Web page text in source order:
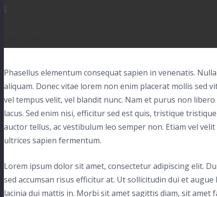
0
Phasellus elementum consequat sapien in venenatis.
aliquam. Donec vitae lorem non enim placerat mollis sed
vel tempus velit, vel blandit nunc. Nam et purus non
lacus. Sed enim nisi, efficitur sed est quis, tristique
auctor tellus, ac vestibulum leo semper non. Etiam vel
ultrices sapien fermentum.
Lorem ipsum dolor sit amet, consectetur adipiscing elit.
sed accumsan risus efficitur at. Ut sollicitudin dui et
lacinia dui mattis in. Morbi sit amet sagittis diam, sit amet